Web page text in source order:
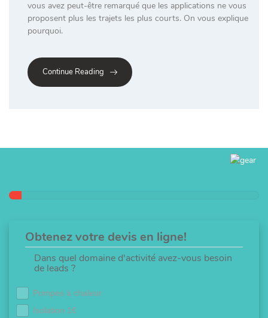
vous avez peut-être remarqué que les applications ne vous
proposent plus les trajets les plus courts. On vous explique
pourquoi.
Continue Reading
Obtenez votre devis en ligne!
Dans quel domaine d'activité avez-vous besoin
de leads ?
Pompes à chaleur
Isolation 1€